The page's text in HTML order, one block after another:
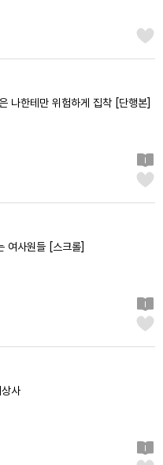
나한테만 위험하게 집착 [단행본]
여사원들 [스크롤]
사